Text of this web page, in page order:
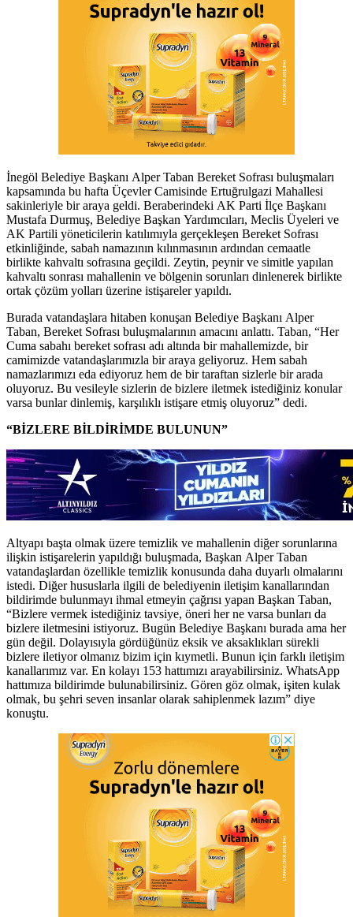
İnegöl Belediye Başkanı Alper Taban Bereket Sofrası buluşmaları
kapsamında bu hafta Üçevler Camisinde Ertuğrulgazi Mahallesi
sakinleriyle bir araya geldi. Beraberindeki AK Parti İlçe Başkanı
Mustafa Durmuş, Belediye Başkan Yardımcıları, Meclis Üyeleri ve
AK Partili yöneticilerin katılımıyla gerçekleşen Bereket Sofrası
etkinliğinde, sabah namazının kılınmasının ardından cemaatle
birlikte kahvaltı sofrasına geçildi. Zeytin, peynir ve simitle yapılan
kahvaltı sonrası mahallenin ve bölgenin sorunları dinlenerek birlikte
ortak çözüm yolları üzerine istişareler yapıldı.
Burada vatandaşlara hitaben konuşan Belediye Başkanı Alper
Taban, Bereket Sofrası buluşmalarının amacını anlattı. Taban, “Her
Cuma sabahı bereket sofrası adı altında bir mahallemizde, bir
camimizde vatandaşlarımızla bir araya geliyoruz. Hem sabah
namazlarımızı eda ediyoruz hem de bir taraftan sizlerle bir arada
oluyoruz. Bu vesileyle sizlerin de bizlere iletmek istediğiniz konular
varsa bunlar dinlemiş, karşılıklı istişare etmiş oluyoruz” dedi.
“BİZLERE BİLDİRİMDE BULUNUN”
Altyapı başta olmak üzere temizlik ve mahallenin diğer sorunlarına
ilişkin istişarelerin yapıldığı buluşmada, Başkan Alper Taban
vatandaşlardan özellikle temizlik konusunda daha duyarlı olmalarını
istedi. Diğer hususlarla ilgili de belediyenin iletişim kanallarından
bildirimde bulunmayı ihmal etmeyin çağrısı yapan Başkan Taban,
“Bizlere vermek istediğiniz tavsiye, öneri her ne varsa bunları da
bizlere iletmesini istiyoruz. Bugün Belediye Başkanı burada ama her
gün değil. Dolayısıyla gördüğünüz eksik ve aksaklıkları sürekli
bizlere iletiyor olmanız bizim için kıymetli. Bunun için farklı iletişim
kanallarımız var. En kolayı 153 hattımızı arayabilirsiniz. WhatsApp
hattımıza bildirimde bulunabilirsiniz. Gören göz olmak, işiten kulak
olmak, bu şehri seven insanlar olarak sahiplenmek lazım” diye
konuştu.